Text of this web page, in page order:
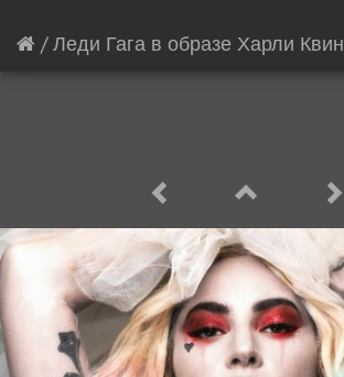
/Леди Гага в образе Харли Квин